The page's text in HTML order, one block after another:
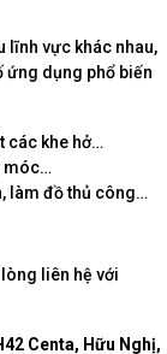
vực khác nhau,
ứng dụng phổ biến
các khe hở…
móc…
làm đồ thủ công…
liên hệ với
Centa, Hữu Nghị,